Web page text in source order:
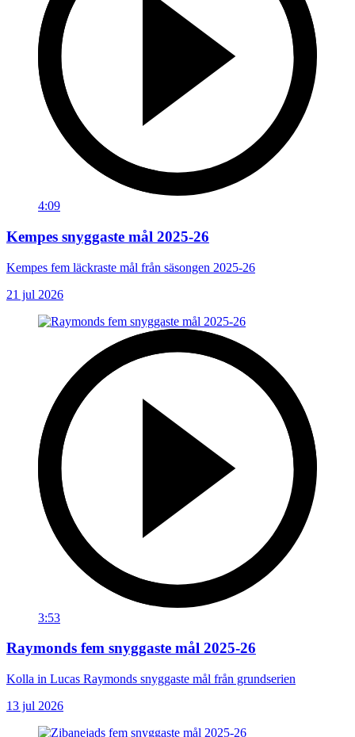
4:09
Kempes snyggaste mål 2025-26
Kempes fem läckraste mål från säsongen 2025-26
21 jul 2026
3:53
Raymonds fem snyggaste mål 2025-26
Kolla in Lucas Raymonds snyggaste mål från grundserien
13 jul 2026